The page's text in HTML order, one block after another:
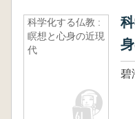
科学化する仏教 :
瞑想と心身の近現
代
碧